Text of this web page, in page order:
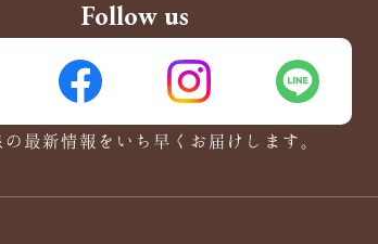
Follow us
FaceBook Instagram
の最新情報をいち早くお届けします。